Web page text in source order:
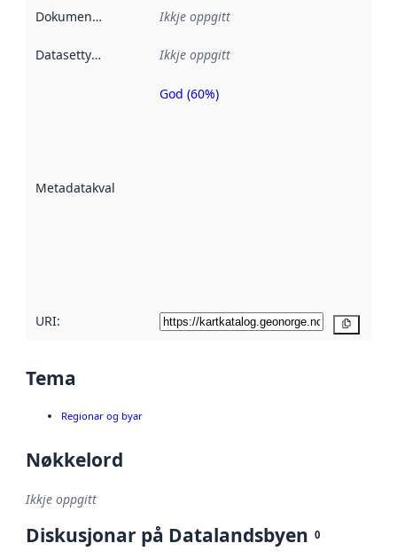
Dokumentasjon Ikkje oppgitt
Datasettype Ikkje oppgitt
Metadatakvalitet
Metadatakvalitet
God (60%)
URI:
Tema
Regionar og byar
Nøkkelord
Ikkje oppgitt
Diskusjonar på Datalandsbyen 0